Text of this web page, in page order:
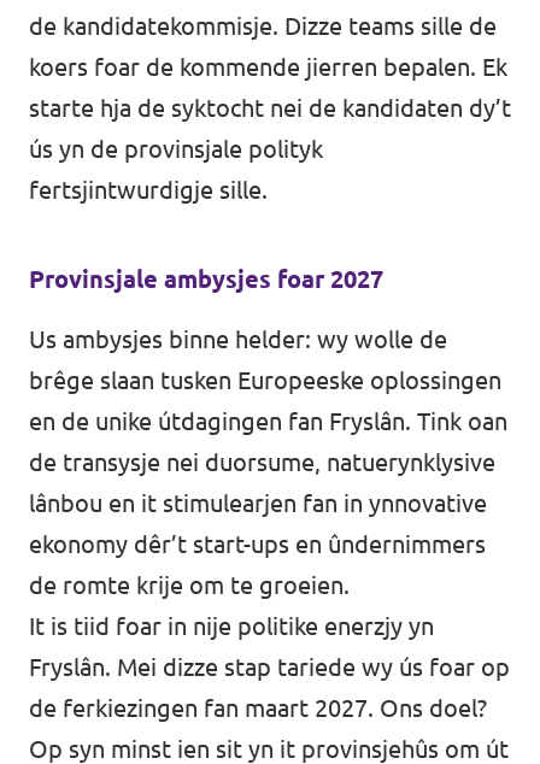
de kandidatekommisje. Dizze teams sille de
koers foar de kommende jierren bepalen. Ek
starte hja de syktocht nei de kandidaten dy’t
ús yn de provinsjale polityk
fertsjintwurdigje sille.
Provinsjale ambysjes foar 2027
Us ambysjes binne helder: wy wolle de
brêge slaan tusken Europeeske oplossingen
en de unike útdagingen fan Fryslân. Tink oan
de transysje nei duorsume, natuerynklysive
lânbou en it stimulearjen fan in ynnovative
ekonomy dêr’t start-ups en ûndernimmers
de romte krije om te groeien.
It is tiid foar in nije politike enerzjy yn
Fryslân. Mei dizze stap tariede wy ús foar op
de ferkiezingen fan maart 2027. Ons doel?
Op syn minst ien sit yn it provinsjehûs om út